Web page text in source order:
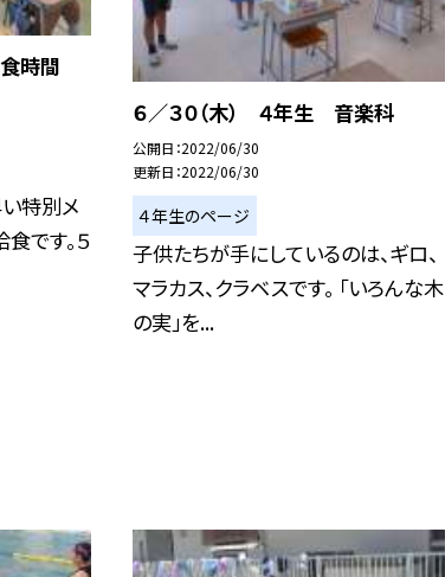
時間
い特別メ
です。５
６／３０（木） ４年生 音楽科
公開日 2022/06/30
更新日 2022/06/30
４年生のページ
子供たちが手にしているのは、ギロ、
マラカス、クラベスです。 「いろんな木
の実」を...